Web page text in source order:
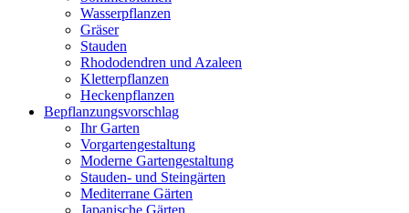
Wasserpflanzen
Gräser
Stauden
Rhododendren und Azaleen
Kletterpflanzen
Heckenpflanzen
Bepflanzungsvorschlag
Ihr Garten
Vorgartengestaltung
Moderne Gartengestaltung
Stauden- und Steingärten
Mediterrane Gärten
Japanische Gärten